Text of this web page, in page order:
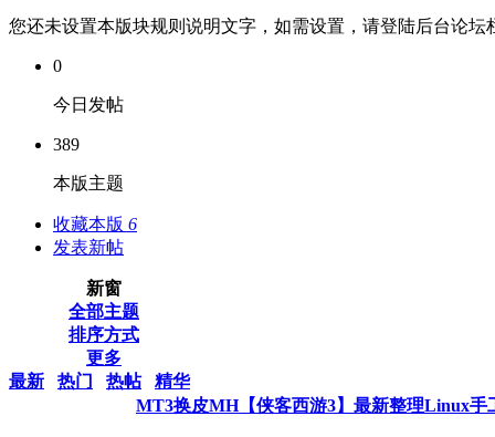
您还未设置本版块规则说明文字，如需设置，请登陆后台论
0
今日发帖
389
本版主题
收藏本版 6
发表新帖
新窗
全部主题
排序方式
更多
最新
热门 热帖
精华
MT3换皮MH【侠客西游3】最新整理Linux